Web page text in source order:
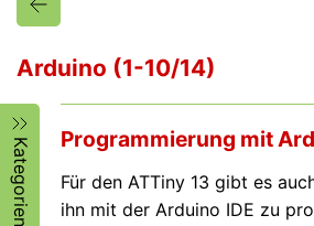
Arduino (1-10/14)
Kategorien Programmierung mit
Für den ATTiny 13 gibt es
ihn mit der Arduino IDE zu